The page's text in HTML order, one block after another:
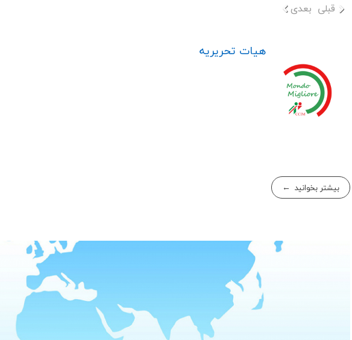
قبلی بعدی
هیات تحریریه
بیشتر بخوانید